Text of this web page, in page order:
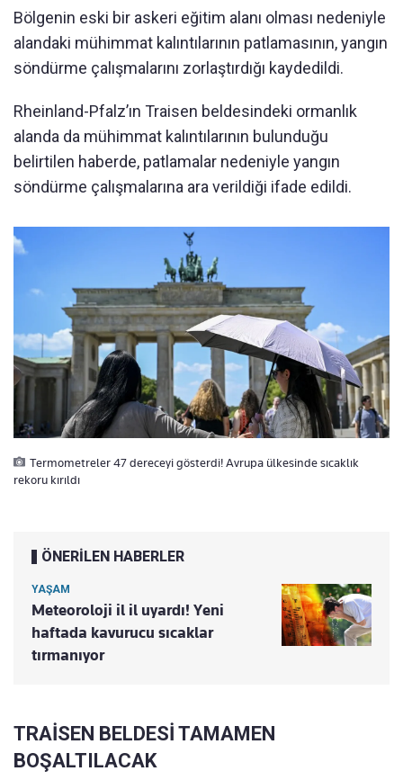
Bölgenin eski bir askeri eğitim alanı olması nedeniyle
alandaki mühimmat kalıntılarının patlamasının, yangın
söndürme çalışmalarını zorlaştırdığı kaydedildi.
Rheinland-Pfalz’ın Traisen beldesindeki ormanlık
alanda da mühimmat kalıntılarının bulunduğu
belirtilen haberde, patlamalar nedeniyle yangın
söndürme çalışmalarına ara verildiği ifade edildi.
Termometreler 47 dereceyi gösterdi! Avrupa ülkesinde sıcaklık
rekoru kırıldı
ÖNERİLEN HABERLER
YAŞAM
Meteoroloji il il uyardı! Yeni
haftada kavurucu sıcaklar
tırmanıyor
TRAİSEN BELDESİ TAMAMEN
BOŞALTILACAK